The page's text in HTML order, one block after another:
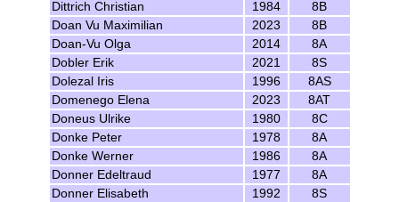
Dittrich Christian 1984
8B
Doan Vu Maximilian
2023
8B
Doan-Vu Olga
2014
8A
Dobler Erik
2021
8S
Dolezal Iris
1996
8AS
Domenego Elena
2023
8AT
Doneus Ulrike
1980
8C
Donke Peter
1978
8A
Donke Werner
1986
8A
Donner Edeltraud
1977
8A
Donner Elisabeth
1992
8S